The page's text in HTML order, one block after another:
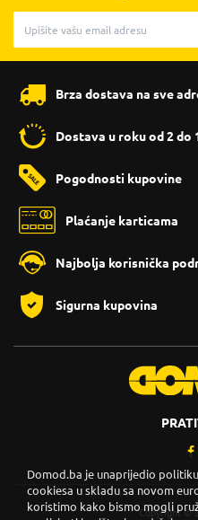
Brza dostava na sve
Dostava u roku od 2 do
Pogodnosti kupovine
Plaćanje karticama
Najbolja korisnička
Sigurna kupovina
Copyright ©
Domod.ba je unaprijedio
cookiesa u skladu sa novom
koristimo kako bismo mogli